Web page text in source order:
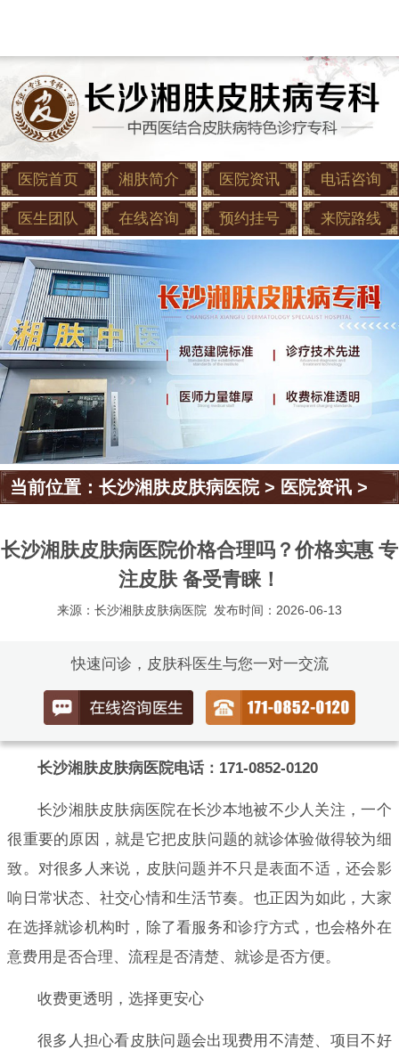
医院首页 湘肤简介 医院资讯 电话咨询
医生团队 在线咨询 预约挂号 来院路线
当前位置：长沙湘肤皮肤病医院> 医院资讯 >
长沙湘肤皮肤病医院价格合理吗？价格实惠 专
注皮肤 备受青睐！
来源：长沙湘肤皮肤病医院 发布时间：2026-06-13
快速问诊，皮肤科医生与您一对一交流
长沙湘肤皮肤病医院电话：171-0852-0120
长沙湘肤皮肤病医院在长沙本地被不少人关注，一个
很重要的原因，就是它把皮肤问题的就诊体验做得较为细
致。对很多人来说，皮肤问题并不只是表面不适，还会影
响日常状态、社交心情和生活节奏。也正因为如此，大家
在选择就诊机构时，除了看服务和诊疗方式，也会格外在
意费用是否合理、流程是否清楚、就诊是否方便。
收费更透明，选择更安心
很多人担心看皮肤问题会出现费用不清楚、项目不好